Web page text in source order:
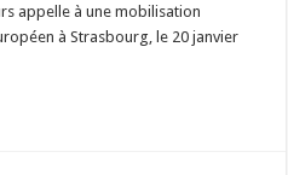
appelle à une mobilisation
à Strasbourg, le 20 janvier